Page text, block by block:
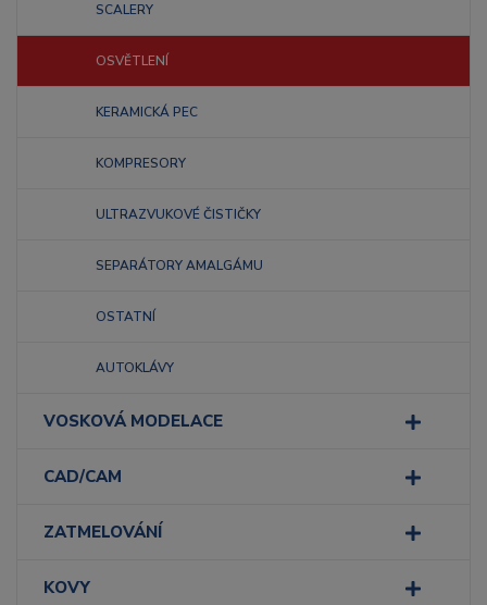
SCALERY
OSVĚTLENÍ
KERAMICKÁ PEC
KOMPRESORY
ULTRAZVUKOVÉ ČISTIČKY
SEPARÁTORY AMALGÁMU
OSTATNÍ
AUTOKLÁVY
VOSKOVÁ MODELACE
CAD/CAM
ZATMELOVÁNÍ
KOVY